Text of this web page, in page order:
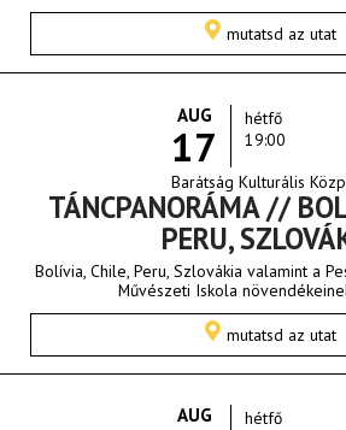
mutatsd az utat
AUG
17
hétfő
19:00
Barátság Kulturális
TÁNCPANORÁMA //
PERU,
Bolívia, Chile, Peru, Szlovákia valamint a
Művészeti Iskola
mutatsd az utat
AUG
hétfő